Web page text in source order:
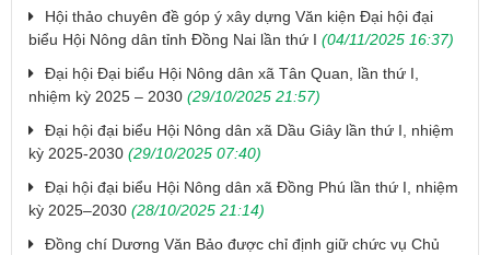
Hội thảo chuyên đề góp ý xây dựng Văn kiện Đại hội đại
biểu Hội Nông dân tỉnh Đồng Nai lần thứ I (04/11/2025 16:37)
Đại hội Đại biểu Hội Nông dân xã Tân Quan, lần thứ I,
nhiệm kỳ 2025 – 2030 (29/10/2025 21:57)
Đại hội đại biểu Hội Nông dân xã Dầu Giây lần thứ I, nhiệm
kỳ 2025-2030 (29/10/2025 07:40)
Đại hội đại biểu Hội Nông dân xã Đồng Phú lần thứ I, nhiệm
kỳ 2025–2030 (28/10/2025 21:14)
Đồng chí Dương Văn Bảo được chỉ định giữ chức vụ Chủ